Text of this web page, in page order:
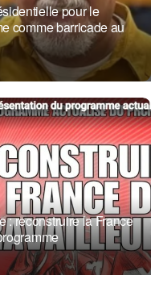
pour le
comme barricade au
: reconstruire la France